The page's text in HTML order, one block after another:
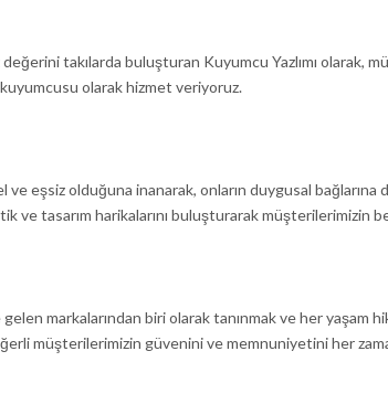
takılarda buluşturan Kuyumcu Yazlımı olarak,
olarak hizmet veriyoruz.
eşsiz olduğuna inanarak, onların duygusal
ve tasarım harikalarını buluşturarak müşterilerimizin
markalarından biri olarak tanınmak ve her yaşam
müşterilerimizin güvenini ve memnuniyetini her